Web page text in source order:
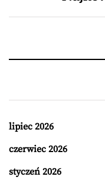
lipiec 2026
czerwiec 2026
styczeń 2026